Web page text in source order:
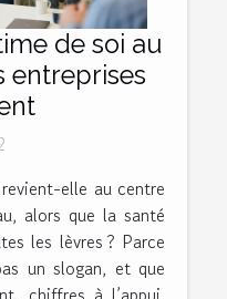
de soi au
entreprises
elle au centre
alors que la santé
les lèvres ? Parce
un slogan, et que